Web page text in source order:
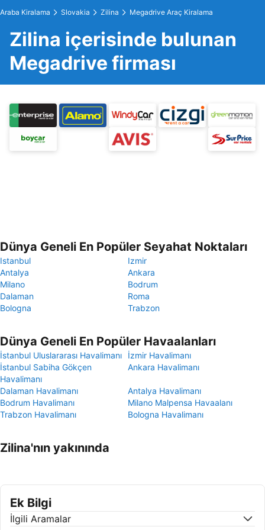
Araba Kiralama Slovakia Zilina Megadrive Araç Kiralama
Zilina içerisinde bulunan
Megadrive firması
Dünya Geneli En Popüler Seyahat Noktaları
Istanbul
Izmir
Antalya
Ankara
Milano
Bodrum
Dalaman
Roma
Bologna
Trabzon
Dünya Geneli En Popüler Havaalanları
İstanbul Uluslararası Havalimanı
İzmir Havalimanı
İstanbul Sabiha Gökçen
Havalimanı
Ankara Havalimanı
Dalaman Havalimanı
Antalya Havalimanı
Bodrum Havalimanı
Milano Malpensa Havaalanı
Trabzon Havalimanı
Bologna Havalimanı
Zilina'nın yakınında
Ek Bilgi
İlgili Aramalar